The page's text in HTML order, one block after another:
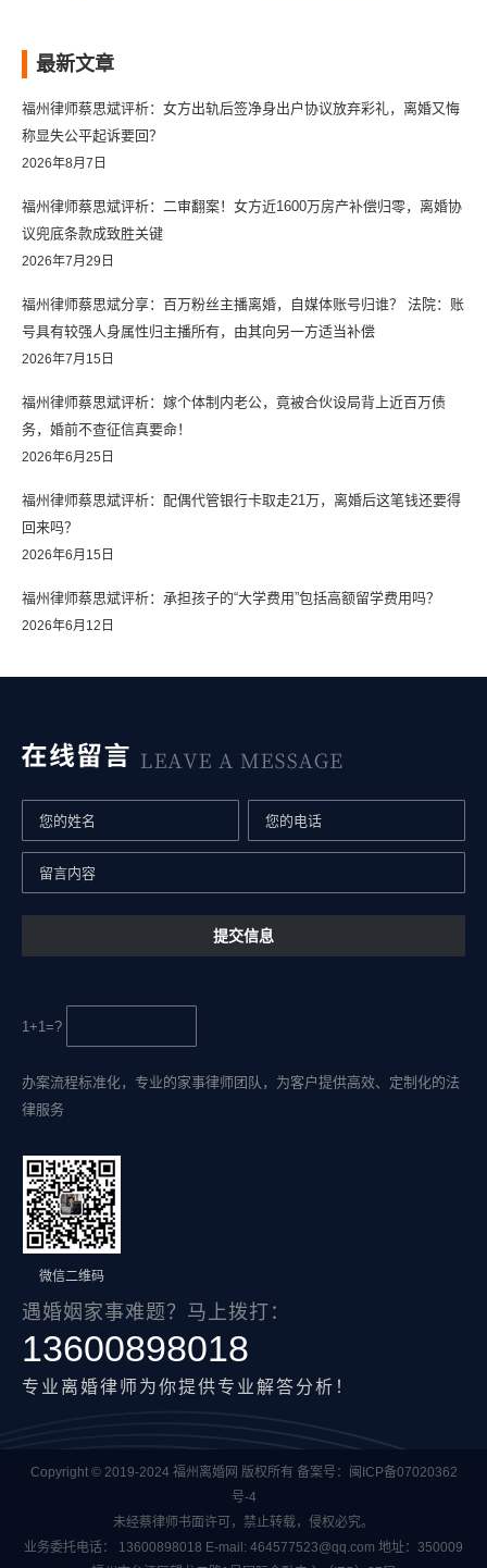
最新文章
福州律师蔡思斌评析：女方出轨后签净身出户协议放弃彩礼，离婚又悔
称显失公平起诉要回？
2026年8月7日
福州律师蔡思斌评析：二审翻案！女方近1600万房产补偿归零，离婚协
议兜底条款成致胜关键
2026年7月29日
福州律师蔡思斌分享：百万粉丝主播离婚，自媒体账号归谁？ 法院：账
号具有较强人身属性归主播所有，由其向另一方适当补偿
2026年7月15日
福州律师蔡思斌评析：嫁个体制内老公，竟被合伙设局背上近百万债
务，婚前不查征信真要命！
2026年6月25日
福州律师蔡思斌评析：配偶代管银行卡取走21万，离婚后这笔钱还要得
回来吗？
2026年6月15日
福州律师蔡思斌评析：承担孩子的“大学费用”包括高额留学费用吗？
2026年6月12日
1+1=?
办案流程标准化，专业的家事律师团队，为客户提供高效、定制化的法
律服务
微信二维码
遇婚姻家事难题？马上拨打：
13600898018
专业离婚律师为你提供专业解答分析！
Copyright © 2019-2024 福州离婚网 版权所有 备案号：
闽ICP备07020362
号-4
未经蔡律师书面许可，禁止转载，侵权必究。
业务委托电话： 13600898018 E-mail: 464577523@qq.com 地址：350009